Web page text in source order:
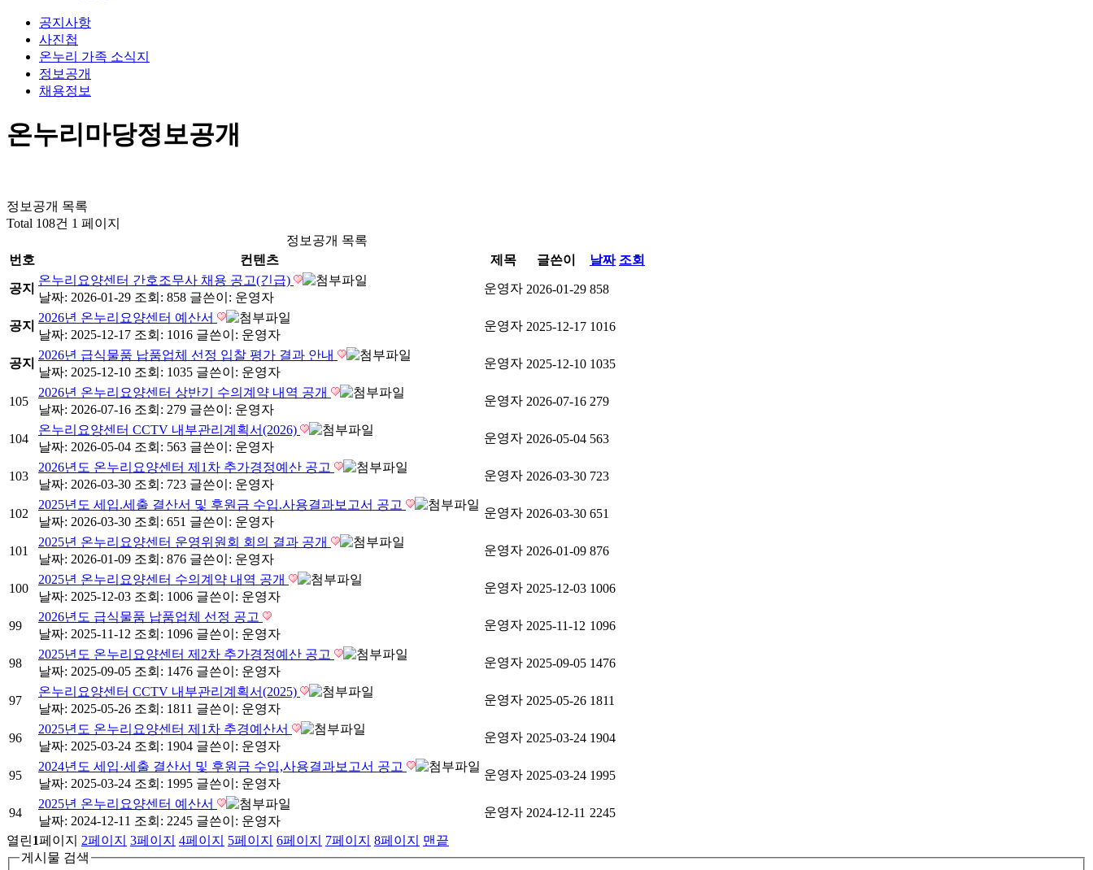
공지사항
사진첩
온누리 가족 소식지
정보공개
채용정보
온누리마당정보공개
정보공개 목록
Total 108건 1 페이지
정보공개 목록
번호
컨텐츠 제목 글쓴이 날짜 조회
공지
온누리요양센터 간호조무사 채용 공고(긴급)
날짜: 2026-01-29 조회: 858 글쓴이: 운영자
운영자 2026-01-29 858
공지
2026년 온누리요양센터 예산서
날짜: 2025-12-17 조회: 1016 글쓴이: 운영자
운영자 2025-12-17 1016
공지
2026년 급식물품 납품업체 선정 입찰 평가 결과 안내
날짜: 2025-12-10 조회: 1035 글쓴이: 운영자
운영자 2025-12-10 1035
105
2026년 온누리요양센터 상반기 수의계약 내역 공개
날짜: 2026-07-16 조회: 279 글쓴이: 운영자
운영자 2026-07-16 279
104
온누리요양센터 CCTV 내부관리계획서(2026)
날짜: 2026-05-04 조회: 563 글쓴이: 운영자
운영자 2026-05-04 563
103
2026년도 온누리요양센터 제1차 추가경정예산 공고
날짜: 2026-03-30 조회: 723 글쓴이: 운영자
운영자 2026-03-30 723
102
2025년도 세입.세출 결산서 및 후원금 수입.사용결과보고서 공고
날짜: 2026-03-30 조회: 651 글쓴이: 운영자
운영자 2026-03-30 651
101
2025년 온누리요양센터 운영위원회 회의 결과 공개
날짜: 2026-01-09 조회: 876 글쓴이: 운영자
운영자 2026-01-09 876
100
2025년 온누리요양센터 수의계약 내역 공개
날짜: 2025-12-03 조회: 1006 글쓴이: 운영자
운영자 2025-12-03 1006
99
2026년도 급식물품 납품업체 선정 공고
날짜: 2025-11-12 조회: 1096 글쓴이: 운영자
운영자 2025-11-12 1096
98
2025년도 온누리요양센터 제2차 추가경정예산 공고
날짜: 2025-09-05 조회: 1476 글쓴이: 운영자
운영자 2025-09-05 1476
97
온누리요양센터 CCTV 내부관리계획서(2025)
날짜: 2025-05-26 조회: 1811 글쓴이: 운영자
운영자 2025-05-26 1811
96
2025년도 온누리요양센터 제1차 추경예산서
날짜: 2025-03-24 조회: 1904 글쓴이: 운영자
운영자 2025-03-24 1904
95
2024년도 세입·세출 결산서 및 후원금 수입,사용결과보고서 공고
날짜: 2025-03-24 조회: 1995 글쓴이: 운영자
운영자 2025-03-24 1995
94
2025년 온누리요양센터 예산서
날짜: 2024-12-11 조회: 2245 글쓴이: 운영자
운영자 2024-12-11 2245
열린1페이지 2페이지 3페이지 4페이지 5페이지 6페이지 7페이지 8페이지
맨끝
게시물 검색